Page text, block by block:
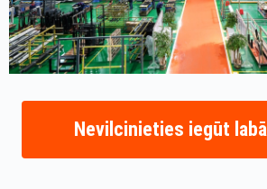
Nevilcinieties iegūt